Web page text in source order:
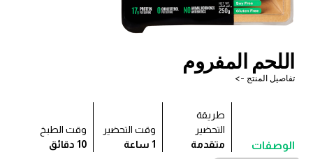
اللحم المفروم
تفاصيل المنتج ->
الوصفات
طريقة
التحضير
متقدمة
وقت التحضير
1 ساعة
وقت الطبخ
10 دقائق